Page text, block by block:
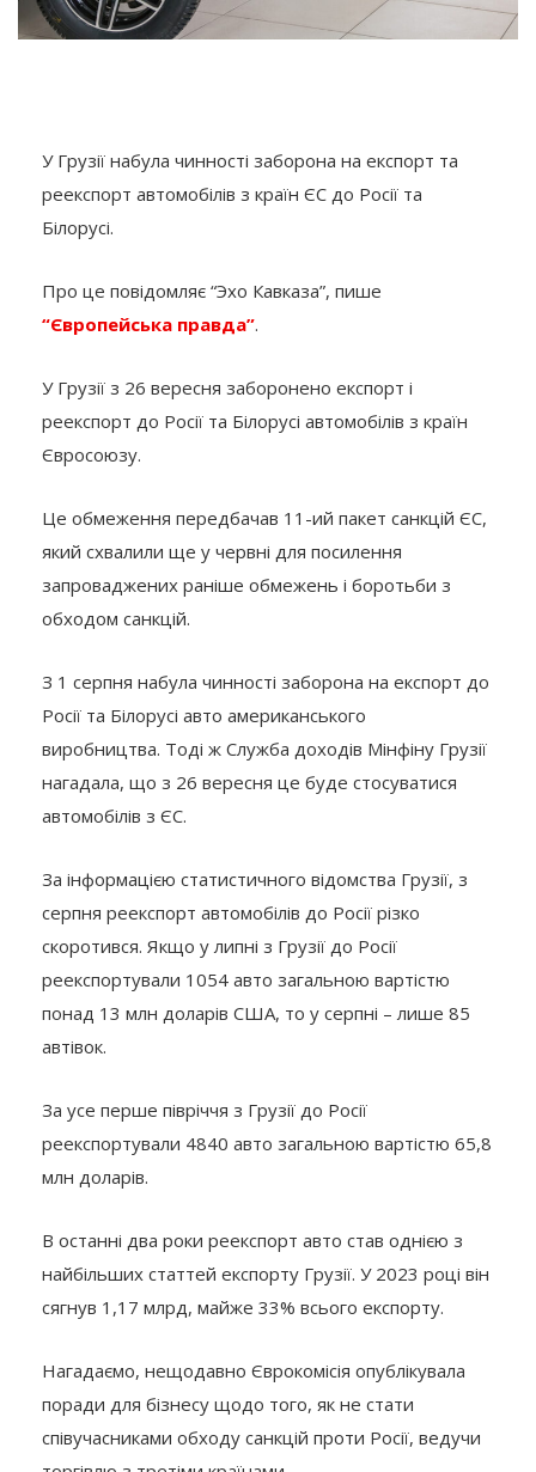
У Грузії набула чинності заборона на експорт та
реекспорт автомобілів з країн ЄС до Росії та
Білорусі.
Про це повідомляє “Эхо Кавказа”, пише
“Європейська правда”.
У Грузії з 26 вересня заборонено експорт і
реекспорт до Росії та Білорусі автомобілів з країн
Євросоюзу.
Це обмеження передбачав 11-ий пакет санкцій ЄС,
який схвалили ще у червні для посилення
запроваджених раніше обмежень і боротьби з
обходом санкцій.
З 1 серпня набула чинності заборона на експорт до
Росії та Білорусі авто американського
виробництва. Тоді ж Служба доходів Мінфіну Грузії
нагадала, що з 26 вересня це буде стосуватися
автомобілів з ЄС.
За інформацією статистичного відомства Грузії, з
серпня реекспорт автомобілів до Росії різко
скоротився. Якщо у липні з Грузії до Росії
реекспортували 1054 авто загальною вартістю
понад 13 млн доларів США, то у серпні – лише 85
автівок.
За усе перше півріччя з Грузії до Росії
реекспортували 4840 авто загальною вартістю 65,8
млн доларів.
В останні два роки реекспорт авто став однією з
найбільших статтей експорту Грузії. У 2023 році він
сягнув 1,17 млрд, майже 33% всього експорту.
Нагадаємо, нещодавно Єврокомісія опублікувала
поради для бізнесу щодо того, як не стати
співучасниками обходу санкцій проти Росії, ведучи